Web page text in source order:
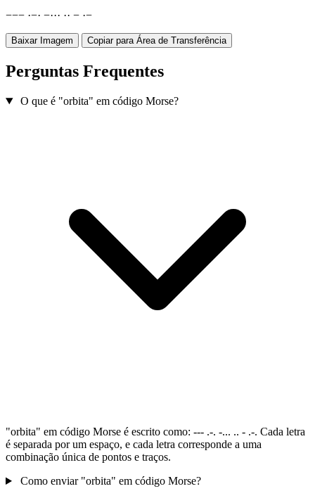
−−− ·−· −··· ·· − ·−
Baixar Imagem Copiar para Área de Transferência
Perguntas Frequentes
O que é "orbita" em código Morse?
"orbita" em código Morse é escrito como: --- .-. -... .. - .-. Cada letra
é separada por um espaço, e cada letra corresponde a uma
combinação única de pontos e traços.
Como enviar "orbita" em código Morse?